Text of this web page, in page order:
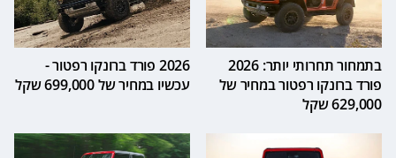
בתמחור תחרותי יותר: 2026
פורד ברונקו רפטור במחיר של
629,000 שקל
2026 פורד ברונקו רפטור -
עכשיו במחיר של 699,000 שקל